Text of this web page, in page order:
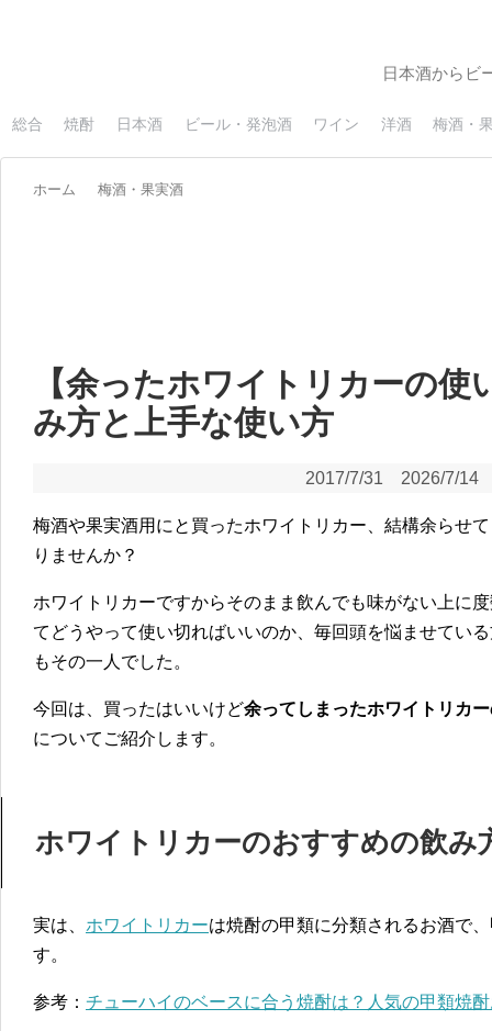
日本酒からビ
総合 焼酎 日本酒 ビール・発泡酒 ワイン 洋酒 梅酒・
ホーム 梅酒・果実酒
【余ったホワイトリカーの使
み方と上手な使い方
2017/7/31 2026/7/14
梅酒や果実酒用にと買ったホワイトリカー、結構余らせ
りませんか？
ホワイトリカーですからそのまま飲んでも味がない上に
てどうやって使い切ればいいのか、毎回頭を悩ませてい
もその一人でした。
今回は、買ったはいいけど余ってしまったホワイトリカ
についてご紹介します。
ホワイトリカーのおすすめの飲み
実は、 ホワイトリカーは焼酎の甲類に分類されるお酒で
す。
参考： チューハイのベースに合う焼酎は？人気の甲類焼